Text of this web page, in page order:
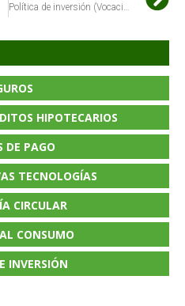
HIPOTECARIOS
DE PAGO
TECNOLOGÍAS
CIRCULAR
CONSUMO
INVERSIÓN